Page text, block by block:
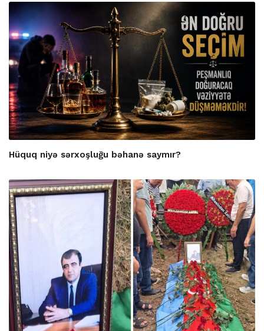
Hüquq niyə sərxoşluğu bəhanə saymır?